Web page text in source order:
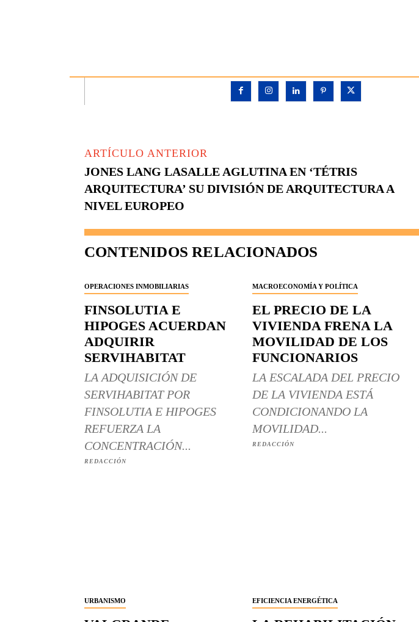
ARTÍCULO ANTERIOR
JONES LANG LASALLE AGLUTINA EN ‘TÉTRIS
ARQUITECTURA’ SU DIVISIÓN DE ARQUITECTURA A
NIVEL EUROPEO
CONTENIDOS RELACIONADOS
OPERACIONES INMOBILIARIAS
FINSOLUTIA E
HIPOGES ACUERDAN
ADQUIRIR
SERVIHABITAT
LA ADQUISICIÓN DE
SERVIHABITAT POR
FINSOLUTIA E HIPOGES
REFUERZA LA
CONCENTRACIÓN...
REDACCIÓN
MACROECONOMÍA Y POLÍTICA
EL PRECIO DE LA
VIVIENDA FRENA LA
MOVILIDAD DE LOS
FUNCIONARIOS
LA ESCALADA DEL PRECIO
DE LA VIVIENDA ESTÁ
CONDICIONANDO LA
MOVILIDAD...
REDACCIÓN
URBANISMO EFICIENCIA ENERGÉTICA